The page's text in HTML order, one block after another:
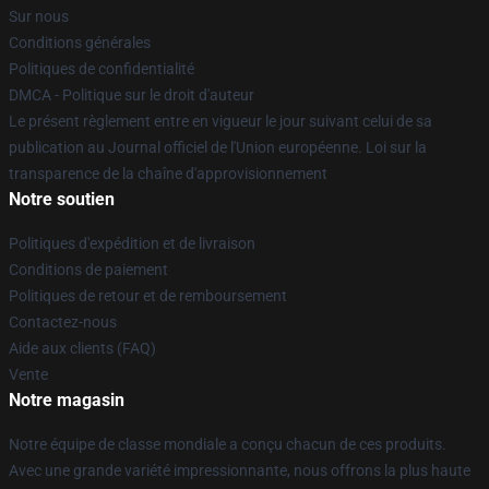
Sur nous
Conditions générales
Politiques de confidentialité
DMCA - Politique sur le droit d'auteur
Le présent règlement entre en vigueur le jour suivant celui de sa
publication au Journal officiel de l'Union européenne. Loi sur la
transparence de la chaîne d'approvisionnement
Notre soutien
Politiques d'expédition et de livraison
Conditions de paiement
Politiques de retour et de remboursement
Contactez-nous
Aide aux clients (FAQ)
Vente
Notre magasin
Notre équipe de classe mondiale a conçu chacun de ces produits.
Avec une grande variété impressionnante, nous offrons la plus haute